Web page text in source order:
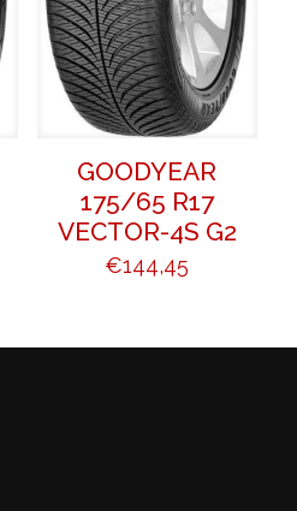
GOODYEAR
175/65 R17
VECTOR-4S G2
€144,45